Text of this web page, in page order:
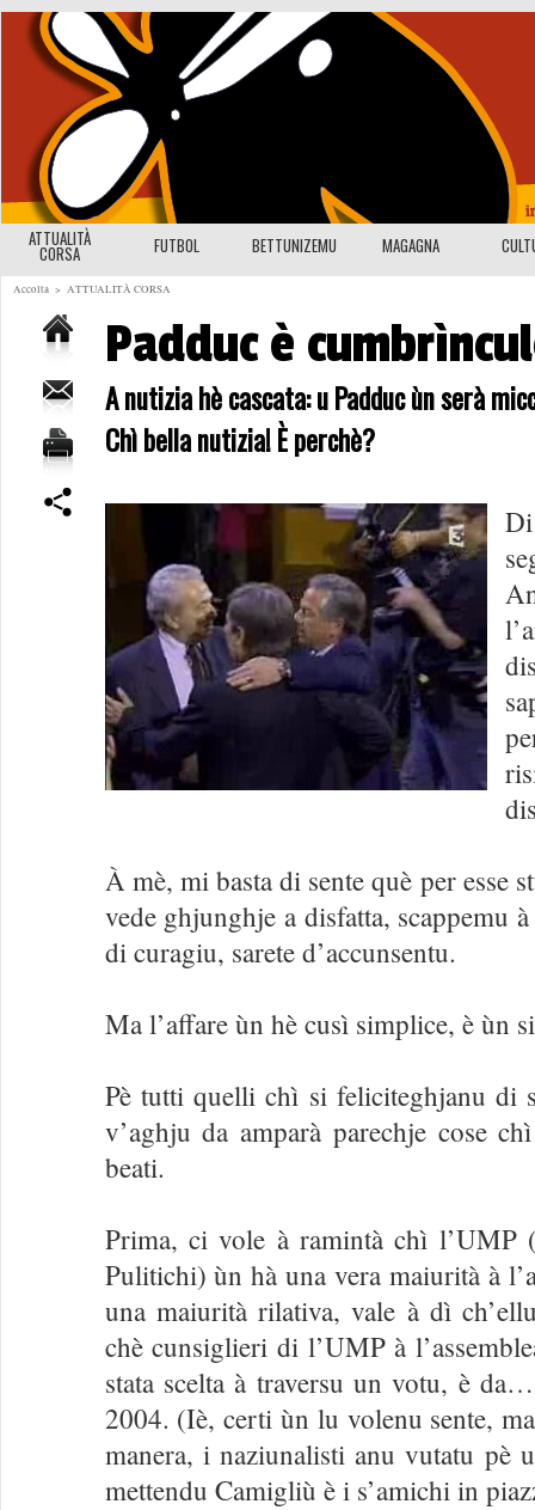
ATTUALITÀ
CORSA FUTBOL BETTUNIZEMU MAGAGNA
Accolta > ATTUALITÀ CORSA
Padduc è
A nutizia hè cascata: u Padduc ùn serà
Chì bella nutizia! È perchè?
À mè, mi basta di sente què per esse
vede ghjunghje a disfatta, scappemu
di curagiu, sarete d’accunsentu.
Ma l’affare ùn hè cusì simplice, è ùn
Pè tutti quelli chì si feliciteghjanu di
v’aghju da amparà parechje cose
beati.
Prima, ci vole à ramintà chì
Pulitichi) ùn hà una vera maiurità à
una maiurità rilativa, vale à dì
chè cunsiglieri di l’UMP à
stata scelta à traversu un votu, è
2004. (Iè, certi ùn lu volenu sente,
manera, i naziunalisti anu vutatu pè
mettendu Camigliù è i s’amichi in